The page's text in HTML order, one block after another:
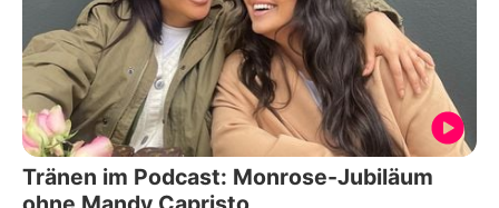
Tränen im Podcast: Monrose-Jubiläum